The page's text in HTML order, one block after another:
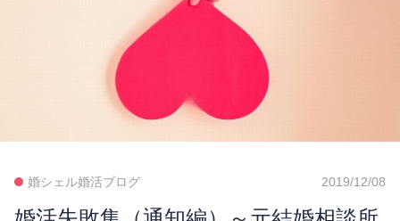
婚シェル婚活ブログ 2019/12/08